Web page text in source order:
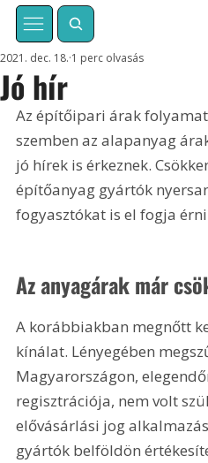
Jó hír
2021. dec. 18. 1 perc olvasás
Az építőipari árak
szemben az alapanyag
jó hírek is érkeznek.
építőanyag gyártók
fogyasztókat is el fogja
Az anyagárak már
A korábbiakban megnőtt
kínálat. Lényegében
Magyarországon,
regisztrációja, nem volt
elővásárlási jog
gyártók belföldön